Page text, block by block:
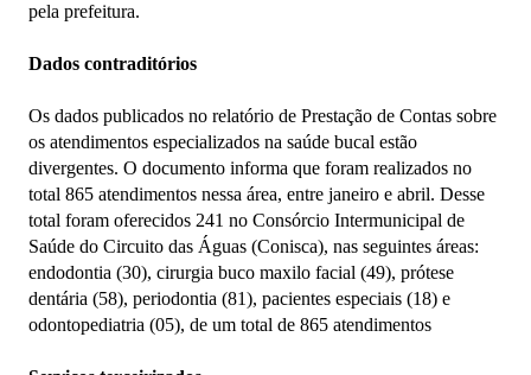
pela prefeitura.
Dados contraditórios
Os dados publicados no relatório de Prestação de Contas sobre
os atendimentos especializados na saúde bucal estão
divergentes. O documento informa que foram realizados no
total 865 atendimentos nessa área, entre janeiro e abril. Desse
total foram oferecidos 241 no Consórcio Intermunicipal de
Saúde do Circuito das Águas (Conisca), nas seguintes áreas:
endodontia (30), cirurgia buco maxilo facial (49), prótese
dentária (58), periodontia (81), pacientes especiais (18) e
odontopediatria (05), de um total de 865 atendimentos